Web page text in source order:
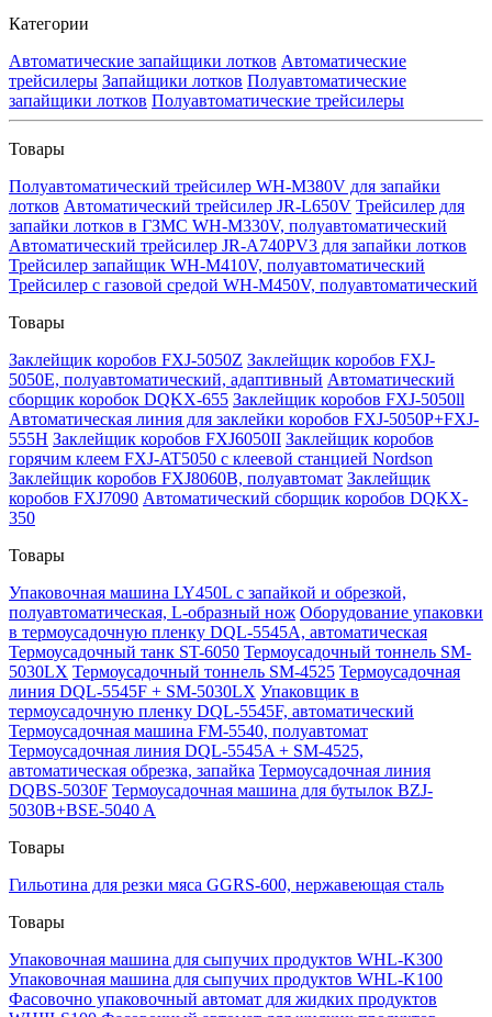
Категории
Автоматические запайщики лотков Автоматические
трейсилеры Запайщики лотков Полуавтоматические
запайщики лотков Полуавтоматические трейсилеры
Товары
Полуавтоматический трейсилер WH-M380V для запайки
лотков Автоматический трейсилер JR-L650V Трейсилер для
запайки лотков в ГЗМС WH-M330V, полуавтоматический
Автоматический трейсилер JR-A740PV3 для запайки лотков
Трейсилер запайщик WH-M410V, полуавтоматический
Трейсилер с газовой средой WH-M450V, полуавтоматический
Товары
Заклейщик коробов FXJ-5050Z Заклейщик коробов FXJ-
5050E, полуавтоматический, адаптивный Автоматический
сборщик коробок DQKX-655 Заклейщик коробов FXJ-5050ll
Автоматическая линия для заклейки коробов FXJ-5050P+FXJ-
555H Заклейщик коробов FXJ6050II Заклейщик коробов
горячим клеем FXJ-AT5050 с клеевой станцией Nordson
Заклейщик коробов FXJ8060B, полуавтомат Заклейщик
коробов FXJ7090 Автоматический сборщик коробов DQKX-
350
Товары
Упаковочная машина LY450L с запайкой и обрезкой,
полуавтоматическая, L-образный нож Оборудование упаковки
в термоусадочную пленку DQL-5545A, автоматическая
Термоусадочный танк ST-6050 Термоусадочный тоннель SM-
5030LX Термоусадочный тоннель SM-4525 Термоусадочная
линия DQL-5545F + SM-5030LX Упаковщик в
термоусадочную пленку DQL-5545F, автоматический
Термоусадочная машина FM-5540, полуавтомат
Термоусадочная линия DQL-5545A + SM-4525,
автоматическая обрезка, запайка Термоусадочная линия
DQBS-5030F Термоусадочная машина для бутылок BZJ-
5030B+BSE-5040 A
Товары
Гильотина для резки мяса GGRS-600, нержавеющая сталь
Товары
Упаковочная машина для сыпучих продуктов WHL-K300
Упаковочная машина для сыпучих продуктов WHL-K100
Фасовочно упаковочный автомат для жидких продуктов